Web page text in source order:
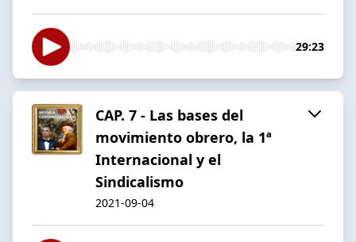
29:23
CAP. 7 - Las bases del
movimiento obrero, la 1ª
Internacional y el
Sindicalismo
2021-09-04